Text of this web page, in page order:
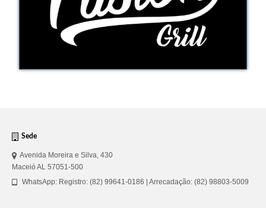
Eleições Anteriores
Agenda do presidente
Legislações
Decisões
Sede
Avenida Moreira e Silva, 430
Maceió AL 57051-500
WhatsApp: Registro: (82) 99641-0186 | Arrecadação: (82) 98803-5009